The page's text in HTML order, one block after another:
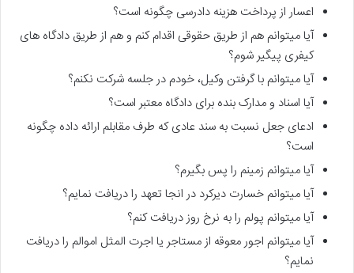
اعسار از پرداخت هزینه دادرسی چگونه است؟
آیا میتوانم هم از طریق حقوقی اقدام کنم و هم از طریق دادگاه های
کیفری پیگیر شوم؟
آیا میتوانم با گرفتن وکیل، خودم در جلسه شرکت نکنم؟
آیا اسناد و مدارک بنده برای دادگاه معتبر است؟
ادعای جعل نسبت به سند عادی که طرف مقابلم ارائه داده چگونه
است؟
آیا میتوانم زمینم را پس بگیرم؟
آیا میتوانم خسارت دیرکرد در انجا تعهد را دریافت نمایم؟
آیا میتوانم پولم را به نرخ روز دریافت کنم؟
آیا میتوانم اجور معوقه از مستاجر یا اجرت المثل اموالم را دریافت
نمایم؟